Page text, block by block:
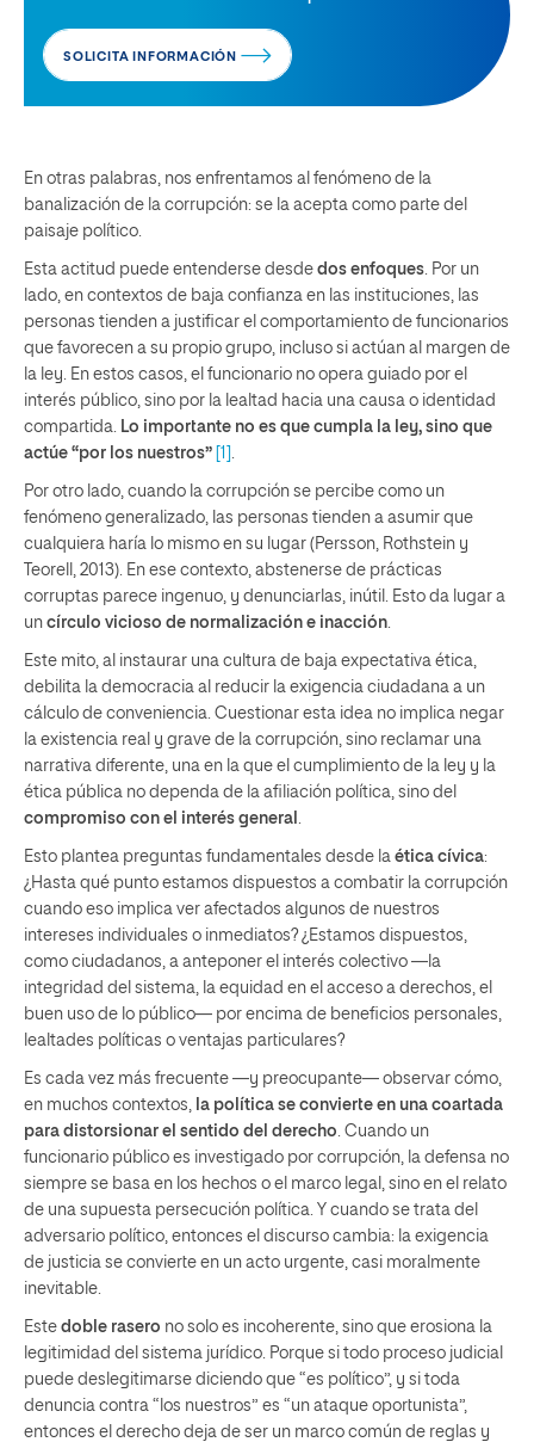
SOLICITA INFORMACIÓN
En otras palabras, nos enfrentamos al fenómeno de la
banalización de la corrupción: se la acepta como parte del
paisaje político.
Esta actitud puede entenderse desde dos enfoques . Por un
lado, en contextos de baja confianza en las instituciones, las
personas tienden a justificar el comportamiento de funcionarios
que favorecen a su propio grupo, incluso si actúan al margen de
la ley. En estos casos, el funcionario no opera guiado por el
interés público, sino por la lealtad hacia una causa o identidad
compartida.
Lo importante no es que cumpla la ley, sino que
actúe “por los nuestros” [1]
Por otro lado, cuando la corrupción se percibe como un
fenómeno generalizado, las personas tienden a asumir que
cualquiera haría lo mismo en su lugar (Persson, Rothstein y
Teorell, 2013). En ese contexto, abstenerse de prácticas
corruptas parece ingenuo, y denunciarlas, inútil. Esto da lugar a
un círculo vicioso de normalización e inacción
Este mito, al instaurar una cultura de baja expectativa ética,
debilita la democracia al reducir la exigencia ciudadana a un
cálculo de conveniencia. Cuestionar esta idea no implica negar
la existencia real y grave de la corrupción, sino reclamar una
narrativa diferente, una en la que el cumplimiento de la ley y la
ética pública no dependa de la afiliación política, sino del
compromiso con el interés general
Esto plantea preguntas fundamentales desde la ética cívica:
¿Hasta qué punto estamos dispuestos a combatir la corrupción
cuando eso implica ver afectados algunos de nuestros
intereses individuales o inmediatos? ¿Estamos dispuestos,
como ciudadanos, a anteponer el interés colectivo —la
integridad del sistema, la equidad en el acceso a derechos, el
buen uso de lo público— por encima de beneficios personales,
lealtades políticas o ventajas particulares?
Es cada vez más frecuente —y preocupante— observar cómo,
en muchos contextos,
la política se convierte en una coartada
para distorsionar el sentido del derecho . Cuando un
funcionario público es investigado por corrupción, la defensa no
siempre se basa en los hechos o el marco legal, sino en el relato
de una supuesta persecución política. Y cuando se trata del
adversario político, entonces el discurso cambia: la exigencia
de justicia se convierte en un acto urgente, casi moralmente
inevitable.
Este doble rasero no solo es incoherente, sino que erosiona la
legitimidad del sistema jurídico. Porque si todo proceso judicial
puede deslegitimarse diciendo que “es político”, y si toda
denuncia contra “los nuestros” es “un ataque oportunista”,
entonces el derecho deja de ser un marco común de reglas y